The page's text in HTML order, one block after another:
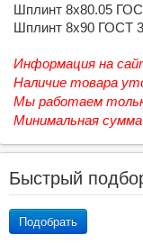
Шплинт 8х80.05
Шплинт 8х90 ГОСТ
Информация на
Наличие товара
Мы работаем
Минимальная
Быстрый
Подобрать